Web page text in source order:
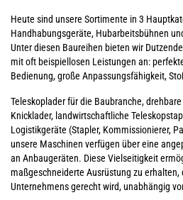
Heute sind unsere Sortimente in 3
Handhabungsgeräte, Hubarbeitsbühnen
Unter diesen Baureihen bieten wir
mit oft beispiellosen Leistungen an:
Bedienung, große Anpassungsfähigkeit,
Teleskoplader für die Baubranche,
Knicklader, landwirtschaftliche
Logistikgeräte (Stapler, Kommissionierer,
unsere Maschinen verfügen über eine
an Anbaugeräten. Diese Vielseitigkeit
maßgeschneiderte Ausrüstung zu
Unternehmens gerecht wird, unabhängig